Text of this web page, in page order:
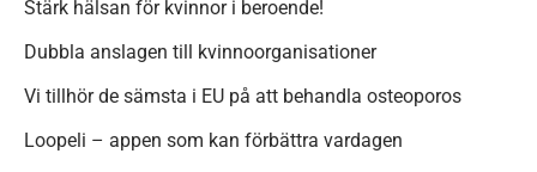
Stärk hälsan för kvinnor i beroende!
Dubbla anslagen till kvinnoorganisationer
Vi tillhör de sämsta i EU på att behandla osteoporos
Loopeli – appen som kan förbättra vardagen